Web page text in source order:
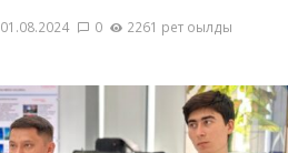
01.08.2024 0 2261 рет оқылды